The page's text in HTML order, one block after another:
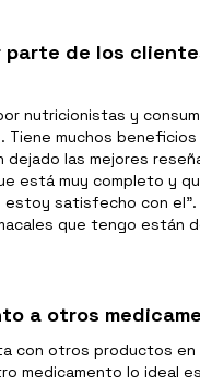
parte de los
nutricionistas y
muchos
dejado las mejores
está muy completo y
satisfecho con el”.
que tengo están
a otros
con otros productos en
medicamento lo ideal